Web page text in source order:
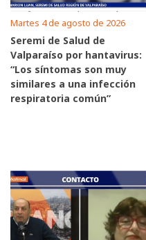
Martes 4 de agosto de 2026
Seremi de Salud de
Valparaíso por hantavirus:
“Los síntomas son muy
similares a una infección
respiratoria común”